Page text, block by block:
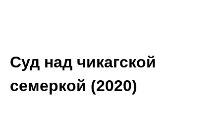
Суд над чикагской
семеркой (2020)